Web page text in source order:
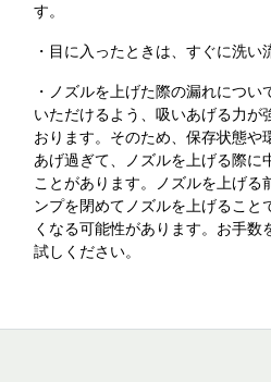
す。
・目に入ったときは、すぐに洗い
・ノズルを上げた際の漏れにつ
いただけるよう、吸いあげる力が
おります。そのため、保存状態や
あげ過ぎて、ノズルを上げる際に
ことがあります。ノズルを上げる
ンプを閉めてノズルを上げること
くなる可能性があります。お手数
試しください。